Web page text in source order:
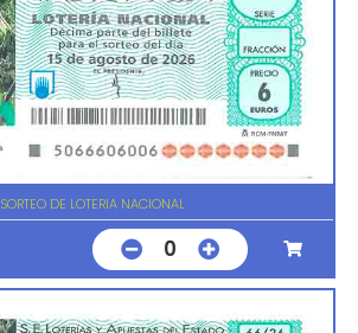
SORTEO DE LOTERIA NACIONAL
0